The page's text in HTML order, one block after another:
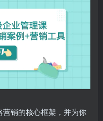
销的核心框架，并为你